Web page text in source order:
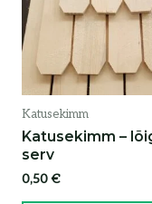
Katusekimm
Katusekimm –
serv
0,50€